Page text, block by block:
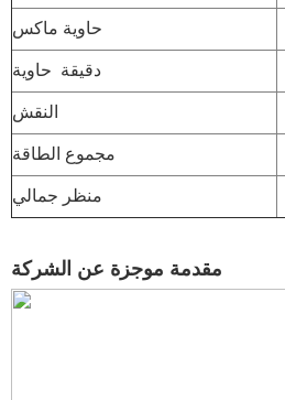
حاوية ماكس
دقيقة حاوية
النقش
مجموع الطاقة
منظر جمالي
مقدمة موجزة عن الشركة